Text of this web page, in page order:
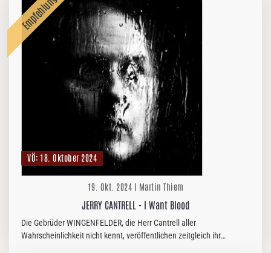
VÖ: 18. Oktober 2024
19. Okt. 2024 | Martin Thiem
JERRY CANTRELL - I Want Blood
Die Gebrüder WINGENFELDER, die Herr Cantrell aller
Wahrscheinlichkeit nicht kennt, veröffentlichen zeitgleich ihr